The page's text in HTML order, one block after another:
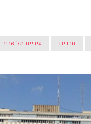
חרדים עיריית תל אביב